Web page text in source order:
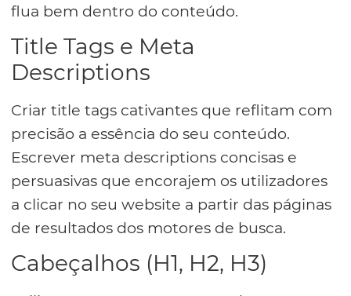
flua bem dentro do conteúdo.
Title Tags e Meta
Descriptions
Criar title tags cativantes que reflitam com
precisão a essência do seu conteúdo.
Escrever meta descriptions concisas e
persuasivas que encorajem os utilizadores
a clicar no seu website a partir das páginas
de resultados dos motores de busca.
Cabeçalhos (H1, H2, H3)